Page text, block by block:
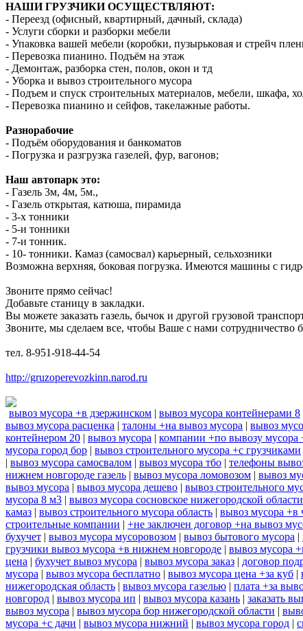
НАШИ ГРУЗЧИКИ ОСУЩЕСТВЛЯЮТ:
- Переезд (офисный, квартирный, дачный, склада)
- Услуги сборки и разборки мебели
- Упаковка вашей мебели (коробки, пузырьковая и стрейч
- Перевозка пианино. Подъём на этаж
- Демонтаж, разборка стен, полов, окон и тд
- Уборка и вывоз строительного мусора
- Подъем и спуск строительных материалов, мебели, шкафа,
- Перевозка пианино и сейфов, такелажные работы.
Разнорабочие
- Подъём оборудования и банкоматов
- Погрузка и разгрузка газелей, фур, вагонов;
Наш автопарк это:
- Газель 3м, 4м, 5м.,
- Газель открытая, катюша, пирамида
- 3-х тонники
- 5-и тонники
- 7-и тонник.
- 10- тонники. Камаз (самосвал) карьерный, сельхозники
Возможна верхняя, боковая погрузка. Имеются машины с
Звоните прямо сейчас!
Добавьте станицу в закладки.
Вы можете заказать газель, бычок и другой грузовой
Звоните, мы сделаем все, чтобы Ваше с нами
тел. 8-951-918-44-54
http://gruzoperevozkinn.narod.ru
вывоз мусора +в дзержинском | вывоз мусора контейнерами 8
вывоз мусора расценка | талоны +на вывоз мусора | вывоз
контейнером 20 | вывоз мусора | компании +по вывозу
мусора город бор | вывоз строительного мусора +с грузчиками
| вывоз мусора самосвалом | вывоз мусора тбо | телефоны
нижнем новгороде газель | вывоз мусора ломовозом | вывоз
вывоз мусора | вывоз мусора дешево | вывоз строительного
мусора 8 м3 | вывоз мусора сосновское нижегородской области
камаз | вывоз строительного мусора область | вывоз мусора +в
строительные компании | +не заключен договор +на вывоз
бухучет | вывоз мусора мусоровозом | вывоз бытового мусора |
грузчики вывоз мусора +в нижнем новгороде | вывоз мусора
цена | бухучет вывоз мусора | вывоз мусора заказ | договор
мусора | вывоз мусора бесплатно | вывоз мусора цена +за куб |
нижегородская область | вывоз мусора газелью | плата +за
новгород | вывоз мусора ип | вывоз мусора казань | заказать
вывоз мусора | вывоз мусора бор нижегородской области |
мусора +с дачи | вывоз мусора нижний | вывоз мусора город |